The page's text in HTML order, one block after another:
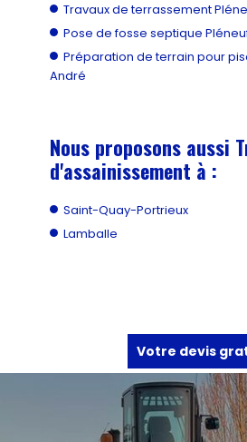
Travaux de terrassement
Pose de fosse septique
Préparation de terrain pour
André
Nous proposons aussi
d'assainissement à :
Saint-Quay-Portrieux
Lamballe
Votre devis